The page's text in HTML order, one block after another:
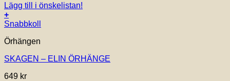
Lägg till i önskelistan!
+
Snabbkoll
Örhängen
SKAGEN – ELIN ÖRHÄNGE
649 kr